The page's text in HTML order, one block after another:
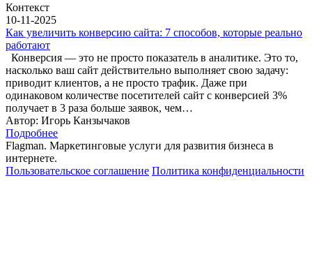
Контекст
10-11-2025
Как увеличить конверсию сайта: 7 способов, которые реально
работают
Конверсия — это не просто показатель в аналитике. Это то,
насколько ваш сайт действительно выполняет свою задачу:
приводит клиентов, а не просто трафик. Даже при
одинаковом количестве посетителей сайт с конверсией 3%
получает в 3 раза больше заявок, чем…
Автор: Игорь Канзычаков
Подробнее
Flagman. Маркетинговые услуги для развития бизнеса в
интернете.
Пользовательское соглашение Политика конфиденциальности